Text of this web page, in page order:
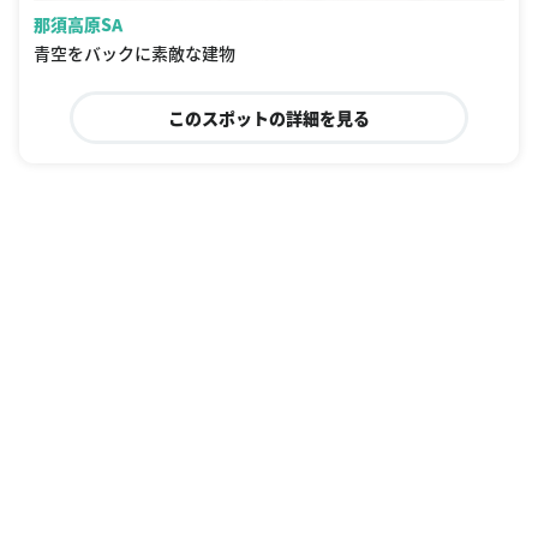
那須高原SA
青空をバックに素敵な建物
このスポットの詳細を見る